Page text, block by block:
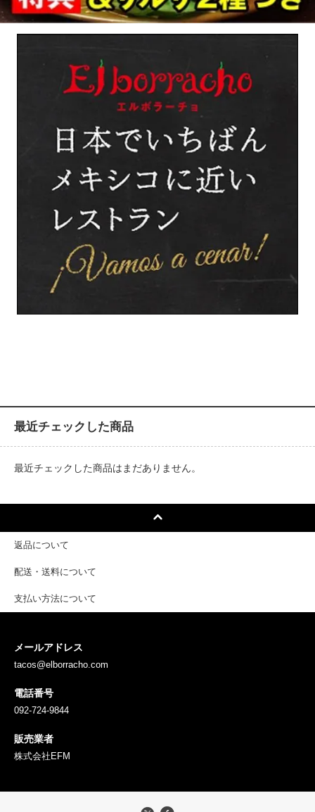
最近チェックした商品
最近チェックした商品はまだありません。
返品について
配送・送料について
支払い方法について
メールアドレス
tacos@elborracho.com
電話番号
092-724-9844
販売業者
株式会社EFM